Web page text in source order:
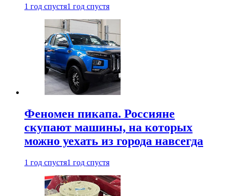
1 год спустя1 год спустя
Феномен пикапа. Россияне
скупают машины, на которых
можно уехать из города навсегда
1 год спустя1 год спустя